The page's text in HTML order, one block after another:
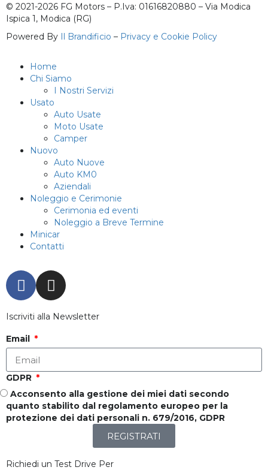
© 2021-2026 FG Motors – P.Iva: 01616820880 – Via Modica
Ispica 1, Modica (RG)
Powered By Il Brandificio – Privacy e Cookie Policy
Home
Chi Siamo
I Nostri Servizi
Usato
Auto Usate
Moto Usate
Camper
Nuovo
Auto Nuove
Auto KM0
Aziendali
Noleggio e Cerimonie
Cerimonia ed eventi
Noleggio a Breve Termine
Minicar
Contatti
Iscriviti alla Newsletter
Email
GDPR
Acconsento alla gestione dei miei dati secondo
quanto stabilito dal regolamento europeo per la
protezione dei dati personali n. 679/2016, GDPR
REGISTRATI
Richiedi un Test Drive Per